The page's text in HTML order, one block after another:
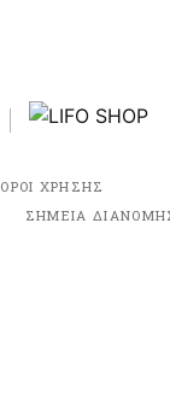
ΟΡΟΙ ΧΡΗΣΗΣ
ΣΗΜΕΙΑ